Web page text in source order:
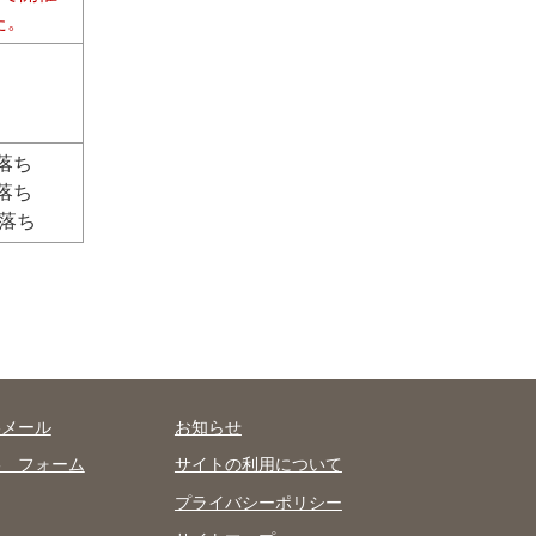
ち
ち
ち
ール
フォーム
お知らせ
サイトの利用について
プライバシーポリシー